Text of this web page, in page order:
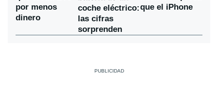
por menos
dinero
coche eléctrico:
las cifras
sorprenden
que el iPhone